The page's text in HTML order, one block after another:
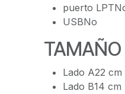
puerto
USBNo
Lado A22 cm
Lado B14 cm